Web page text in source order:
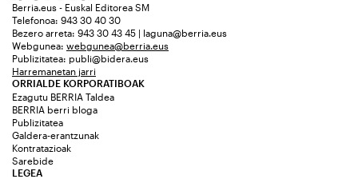
Berria.eus - Euskal Editorea SM
Telefonoa: 943 30 40 30
Bezero arreta: 943 30 43 45 | laguna@berria.eus
Webgunea: webgunea@berria.eus
Publizitatea: publi@bidera.eus
Harremanetan jarri
ORRIALDE KORPORATIBOAK
Ezagutu BERRIA Taldea
BERRIA berri bloga
Publizitatea
Galdera-erantzunak
Kontratazioak
Sarebide
LEGEA